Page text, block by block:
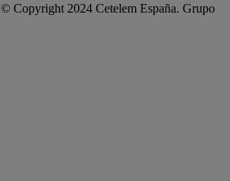
© Copyright 2024 Cetelem España. Grupo